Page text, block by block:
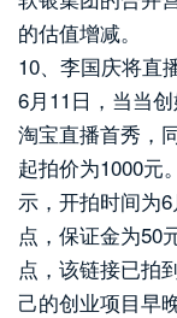
的估值增减。
10、李国庆将直
6月11日，当当
淘宝直播首秀，
起拍价为1000元
示，开拍时间为
点，保证金为50
点，该链接已拍
己的创业项目早